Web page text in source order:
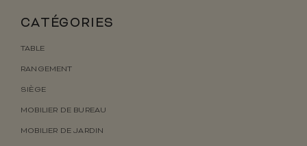
CATÉGORIES
TABLE
RANGEMENT
SIÈGE
MOBILIER DE BUREAU
MOBILIER DE JARDIN